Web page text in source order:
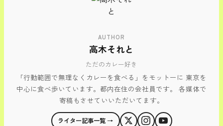
AUTHOR
高木それと
ただのカレー好き
「行動範囲で無理なくカレーを食べる」をモットーに 東京を
中心に食べ歩いています。都内在住の会社員です。 各媒体で
寄稿もさせていいただいてます。
ライター記事一覧 →